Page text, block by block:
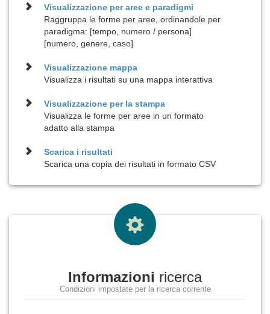
Visualizzazione peraree e paradigmi
Raggruppa le forme per aree, ordinandole per
paradigma: [tempo, numero / persona]
[numero, genere, caso]
Visualizzazione mappa
Visualizza i risultati su una mappa interattiva
Visualizzazione per lastampa
Visualizza le forme per aree in un formato
adatto alla stampa
Scarica i risultati
Scarica una copia dei risultati in formato CSV
Informazioni ricerca
Condizioni impostate per la ricerca corrente